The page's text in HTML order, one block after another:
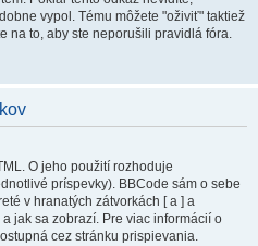
vypol. Tému môžete "oživiť" taktiež
na to, aby ste neporušili pravidlá fóra.
O jeho použití rozhoduje
príspevky). BBCode sám o sebe
v hranatých zátvorkách [ a ] a
jak sa zobrazí. Pre viac informácií o
cez stránku prispievania.